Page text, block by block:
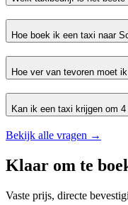
Hoe boek ik een taxi naar
Hoe ver van tevoren moet
Kan ik een taxi krijgen om
Bekijk alle vragen →
Klaar om te
Vaste prijs, directe